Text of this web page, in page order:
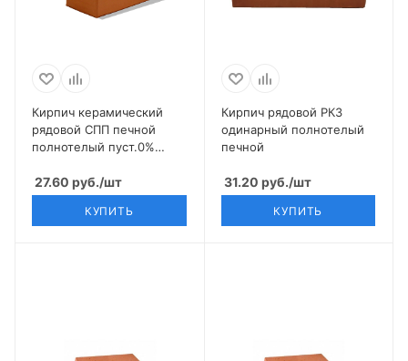
Кирпич керамический
рядовой СПП печной
полнотелый пуст.0%
27.60 руб./шт
КУПИТЬ
Кирпич рядовой РКЗ
одинарный полнотелый
печной
31.20 руб./шт
КУПИТЬ